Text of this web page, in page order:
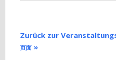
Zurück zur
页面 »